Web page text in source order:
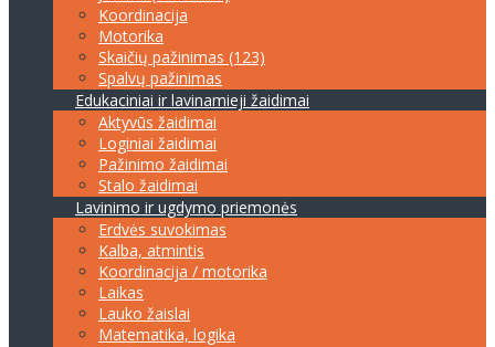
Koordinacija
Motorika
Skaičių pažinimas (123)
Spalvų pažinimas
Edukaciniai ir lavinamieji žaidimai
Aktyvūs žaidimai
Loginiai žaidimai
Pažinimo žaidimai
Stalo žaidimai
Lavinimo ir ugdymo priemonės
Erdvės suvokimas
Kalba, atmintis
Koordinacija / motorika
Laikas
Lauko žaislai
Matematika, logika